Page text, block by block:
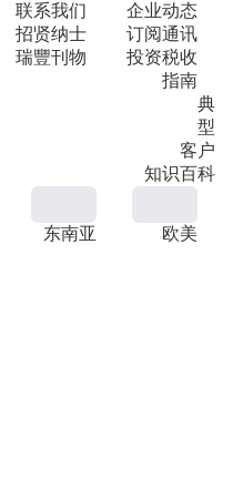
联系我们
招贤纳士
瑞豐刊物
企业动态
订阅通讯
投资税收
指南
典
型
客户
知识百科
东南亚 欧美